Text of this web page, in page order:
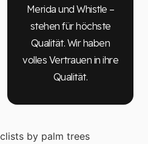
Merida und Whistle –
stehen für höchste
Qualität. Wir haben
volles Vertrauen in ihre
Qualität.